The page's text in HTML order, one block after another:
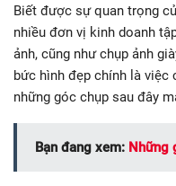
Biết được sự quan trọng
nhiều đơn vị kinh doanh
ảnh, cũng như chụp ảnh
bức hình đẹp chính là việc
những góc chụp sau đây
Bạn đang xem: Những